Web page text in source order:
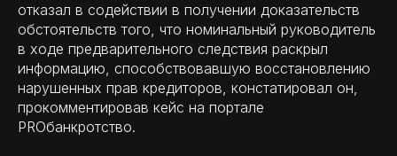
отказал в содействии в получении доказательств
обстоятельств того, что номинальный руководитель
в ходе предварительного следствия раскрыл
информацию, способствовавшую восстановлению
нарушенных прав кредиторов, констатировал он,
прокомментировав кейс на портале
PROбанкротство.